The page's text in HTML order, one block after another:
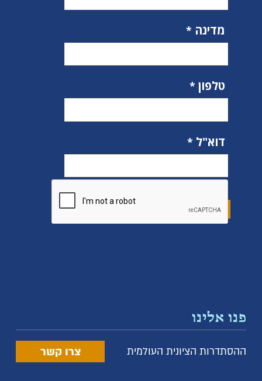
מדינה
טלפון
דוא"ל
פנו אלינו
ההסתדרות הציונית העולמית צרו קשר